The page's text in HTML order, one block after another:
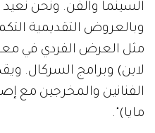
السينما والفن. ونحن نعيد
وبالعروض التقديمية
مثل العرض الفردي في
الفنانين والمخرجين مع
مايا)".